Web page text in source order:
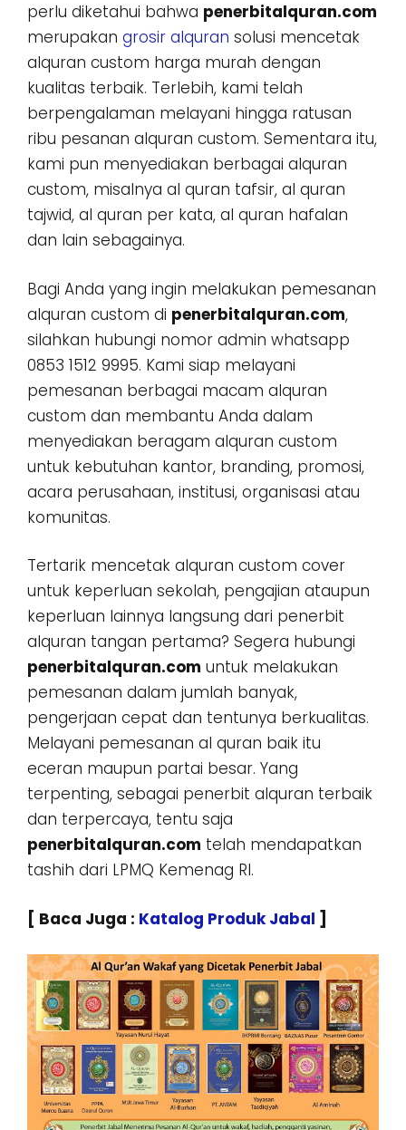
perlu diketahui bahwa penerbitalquran.com
merupakan grosir alquran solusi mencetak
alquran custom harga murah dengan
kualitas terbaik. Terlebih, kami telah
berpengalaman melayani hingga ratusan
ribu pesanan alquran custom. Sementara itu,
kami pun menyediakan berbagai alquran
custom, misalnya al quran tafsir, al quran
tajwid, al quran per kata, al quran hafalan
dan lain sebagainya.
Bagi Anda yang ingin melakukan pemesanan
alquran custom di penerbitalquran.com,
silahkan hubungi nomor admin whatsapp
0853 1512 9995. Kami siap melayani
pemesanan berbagai macam alquran
custom dan membantu Anda dalam
menyediakan beragam alquran custom
untuk kebutuhan kantor, branding, promosi,
acara perusahaan, institusi, organisasi atau
komunitas.
Tertarik mencetak alquran custom cover
untuk keperluan sekolah, pengajian ataupun
keperluan lainnya langsung dari penerbit
alquran tangan pertama? Segera hubungi
penerbitalquran.com untuk melakukan
pemesanan dalam jumlah banyak,
pengerjaan cepat dan tentunya berkualitas.
Melayani pemesanan al quran baik itu
eceran maupun partai besar. Yang
terpenting, sebagai penerbit alquran terbaik
dan terpercaya, tentu saja
penerbitalquran.com telah mendapatkan
tashih dari LPMQ Kemenag RI.
[ Baca Juga : Katalog Produk Jabal ]